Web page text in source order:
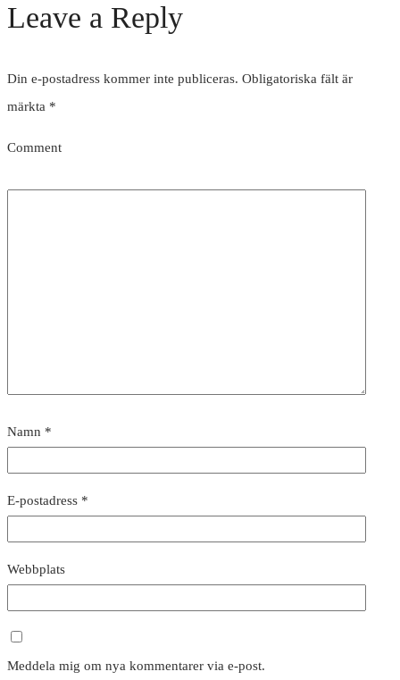
Leave a Reply
Din e-postadress kommer inte publiceras. Obligatoriska fält är
märkta *
Comment
Namn *
E-postadress *
Webbplats
Meddela mig om nya kommentarer via e-post.